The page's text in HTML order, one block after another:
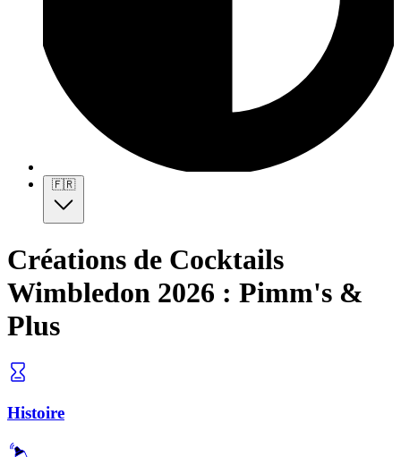
🇫🇷
Créations de Cocktails
Wimbledon 2026 : Pimm's &
Plus
Histoire